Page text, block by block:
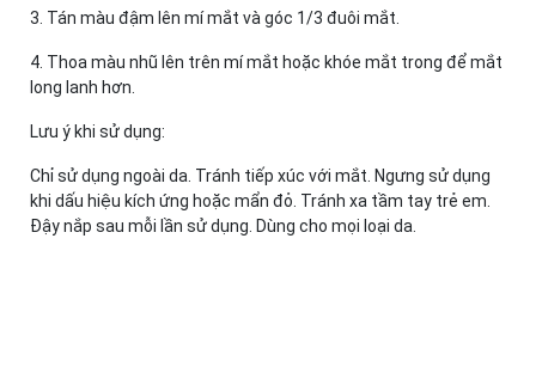
3. Tán màu đậm lên mí mắt và góc 1/3 đuôi mắt.
4. Thoa màu nhũ lên trên mí mắt hoặc khóe mắt trong để mắt
long lanh hơn.
Lưu ý khi sử dụng:
Chỉ sử dụng ngoài da. Tránh tiếp xúc với mắt. Ngưng sử dụng
khi dấu hiệu kích ứng hoặc mẩn đỏ. Tránh xa tầm tay trẻ em.
Đậy nắp sau mỗi lần sử dụng. Dùng cho mọi loại da.